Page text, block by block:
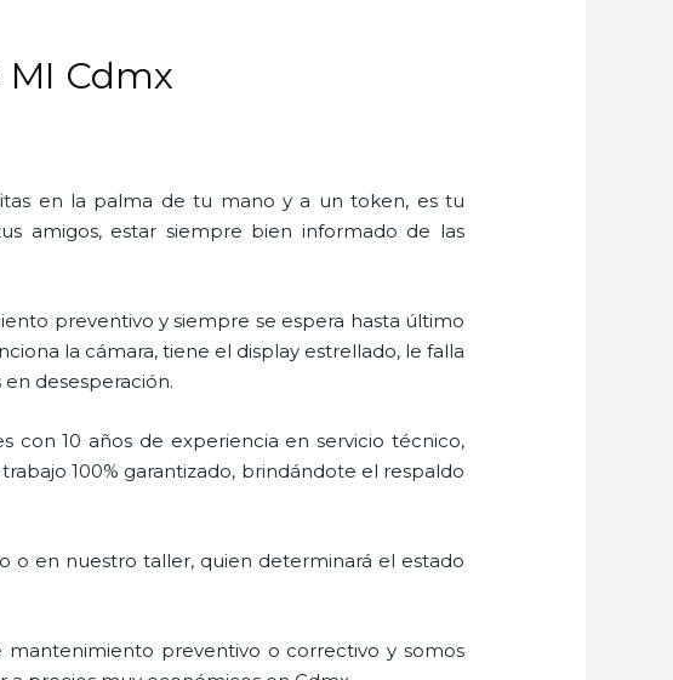
MI Cdmx
en la palma de tu mano y a un token, es tu
amigos, estar siempre bien informado de las
preventivo y siempre se espera hasta último
la cámara, tiene el display estrellado, le falla
desesperación.
con 10 años de experiencia en servicio técnico,
100% garantizado, brindándote el respaldo
o en nuestro taller, quien determinará el estado
preventivo o correctivo y somos